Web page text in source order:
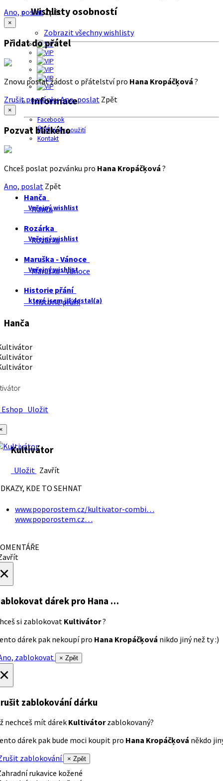
Wishlisty osobností
Zobrazit všechny wishlisty
Informace
Facebook
O nás
Podmínky použití
Kontakt
Ano, poslatZpět
×
Přidat do přátel
Znovu poslat žádost o přátelství pro Hana Kropáčķová ?
Zrušit pozvánkuAno, poslat Zpět
×
Pozvat blízkého
Chceš poslat pozvánku pro Hana Kropáčķová ?
Ano, poslat Zpět
Hanča
Veřejný wishlist
Hanča
Rozárka
Veřejný wishlist
Rozárka
Maruška - Vánoce
Veřejný wishlist
Maruška - Vánoce
Historie přání
které jsem již dostal(a)
Historie přání
Hanča
Uložit
Kultivátor
Uložit Zavřít
KDE TO SEHNAT
www.poporostem.cz/kultivator-combi…
www.poporostem.cz…
dárek pro Hana …
si zablokovat Kultivátor?
dárek pak nekoupí pro Hana Kropáčķová nikdo jiný než ty :)
zablokovat
× Zpět
zablokování dárku
nechceš mít dárek Kultivátorzablokovaný?
dárek pak bude moci koupit pro Hana Kropáčķová někdo
zablokování
× Zpět